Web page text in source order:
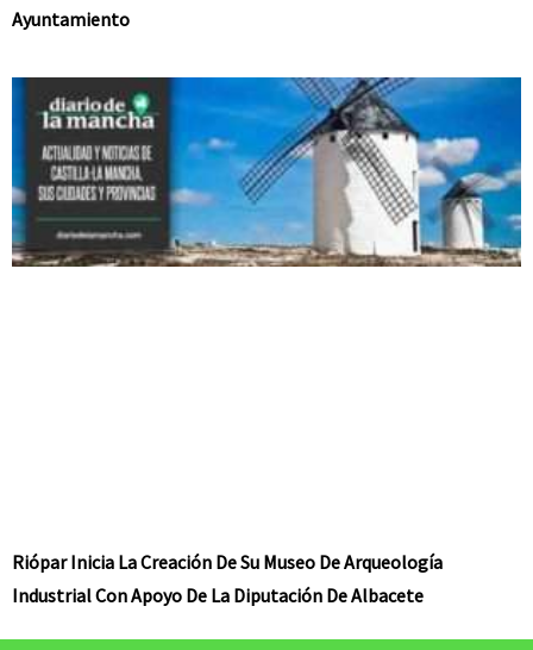
Ayuntamiento
Riópar Inicia La Creación De Su Museo De Arqueología
Industrial Con Apoyo De La Diputación De Albacete